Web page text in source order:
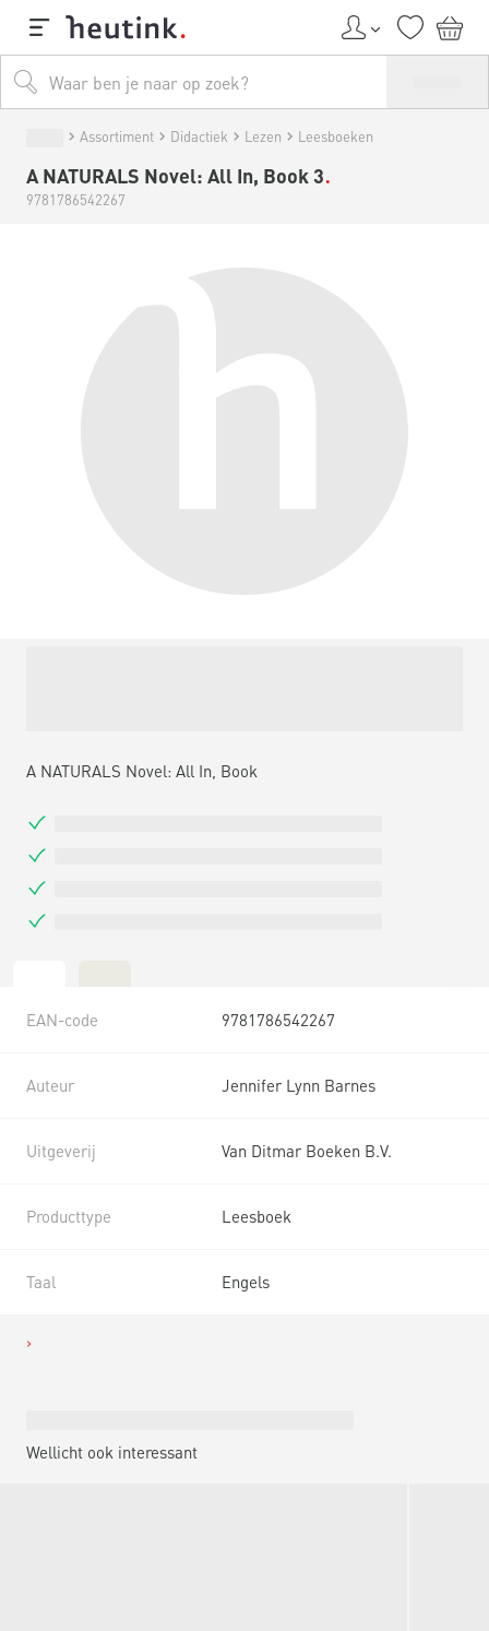
Assortiment Didactiek Lezen Leesboeken
A NATURALS Novel: All In, Book 3
9781786542267
A NATURALS Novel: All In, Book
EAN-code 9781786542267
Auteur Jennifer Lynn Barnes
Uitgeverij Van Ditmar Boeken B.V.
Producttype Leesboek
Taal Engels
Wellicht ook interessant